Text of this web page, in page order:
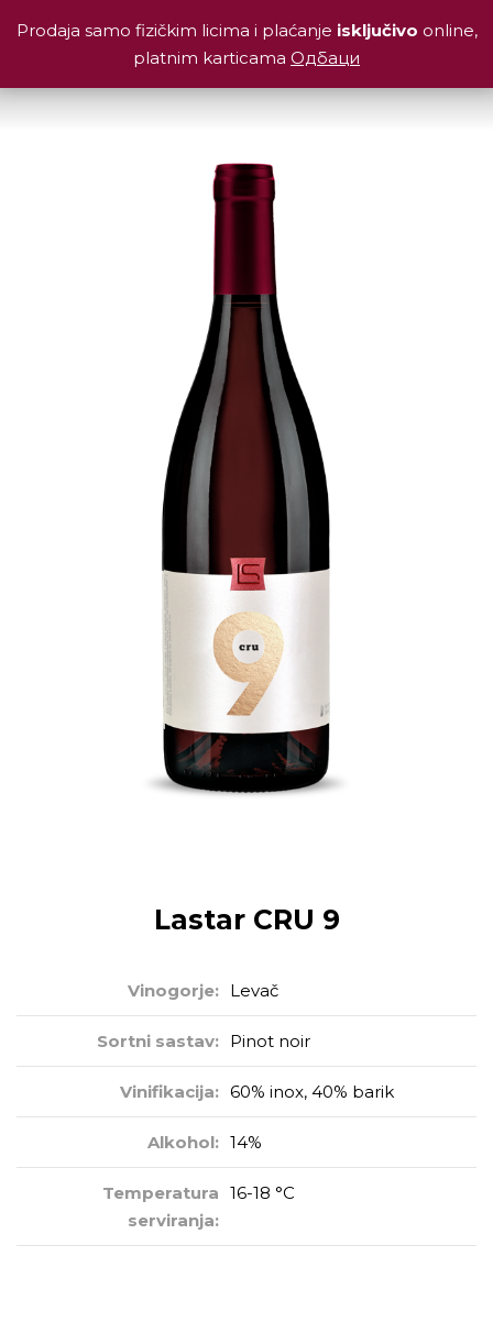
Lastar CRU 9
Vinogorje: Levač
Sortni sastav: Pinot noir
Vinifikacija: 60% inox, 40% barik
Alkohol: 14%
Temperatura
serviranja:
16-18 °C
Prodaja samo fizičkim licima i plaćanje isključivo online,
platnim karticama Одбаци